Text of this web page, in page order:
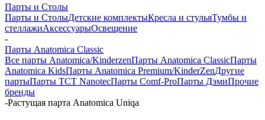
Парты и Столы
Парты и СтолыДетские комплектыКресла и стульяТумбы и
стеллажиАксессуарыОсвещение
-
Парты Anatomica Classic
Все парты Anatomica/KinderzenПарты Anatomica ClassicПарты
Anatomica KidsПарты Anatomica Premium/KinderZenДругие
партыПарты TCT NanotecПарты Comf-ProПарты ДэмиПрочие
бренды
-Растущая парта Anatomica Uniqa